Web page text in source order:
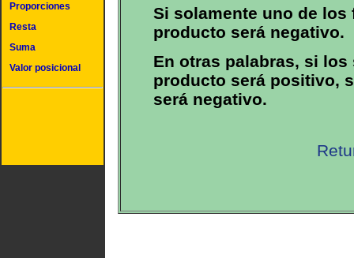
Proporciones
Resta
Suma
Valor posicional
Si solamente uno de
producto será negativo.
En otras palabras, si
producto será positivo,
será negativo.